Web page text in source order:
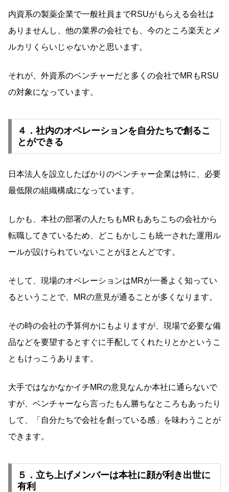
内資系の製薬企業で一般社員までRSUがもらえる会社は
ありませんし、他の業界の会社でも、今のところ楽天とメ
ルカリくらいじゃないかと思います。
それが、外資系のベンチャーだと多くの会社でMRもRSU
の対象になっています。
４．社内のオペレーションを自分たちで創るこ
とができる
日本法人を設立したばかりのベンチャー企業は特に、必要
最低限の組織構成になっています。
しかも、本社の部署の人たちもMRもあちこちの会社から
転職してきているため、どこもかしこも統一された運用ル
ールが設けられていないことがほとんどです。
そして、現場のオペレーションはMRが一番よく知ってい
るということで、MRの意見が通ることが多くなります。
その時の会社の予算何かにもよりますが、現場で必要な備
品などを要望するとすぐに手配してくれたりとかというこ
ともけっこうあります。
大手ではなかなかイチMRの意見なんか本社に通らないで
すが、ベンチャーなら言ったもん勝ちなところもあったり
して、「自分たちで会社を創っている感」を味わうことが
できます。
５．立ち上げメンバーは本社に顔が利き出世に
有利